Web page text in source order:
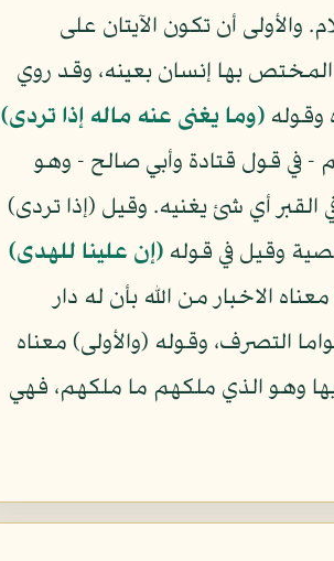
أن تكون الآيتان على
بها إنسان بعينه، وقد روي
وقوله (وما يغنى عنه ماله إذا تردى)
- في قول قتادة وأبي صالح - وهو
أي شئ يغنيه. وقيل (إذا تردى)
وقيل في قوله (إن علينا للهدى)
معناه الاخبار من الله بأن له دار
التصرف، وقوله (والأولى) معناه
وهو الذي ملكهم ما ملكهم، فهي